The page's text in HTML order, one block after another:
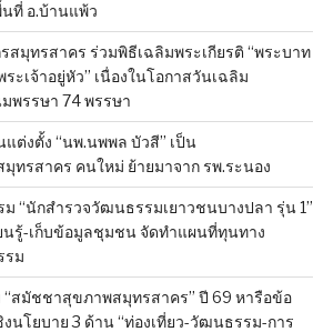
นที่ อ.บ้านแพ้ว
สมุทรสาคร ร่วมพิธีเฉลิมพระเกียรติ “พระบาท
ระเจ้าอยู่หัว” เนื่องในโอกาสวันเฉลิม
พรรษา 74 พรรษา
แต่งตั้ง “นพ.นพพล บัวสี” เป็น
มุทรสาคร คนใหม่ ย้ายมาจาก รพ.ระนอง
ม “นักสำรวจวัฒนธรรมเยาวชนบางปลา รุ่น 1”
นรู้-เก็บข้อมูลชุมชน จัดทำแผนที่ทุนทาง
รม
“สมัชชาสุขภาพสมุทรสาคร” ปี 69 หารือข้อ
งนโยบาย 3 ด้าน “ท่องเที่ยว-วัฒนธรรม-การ